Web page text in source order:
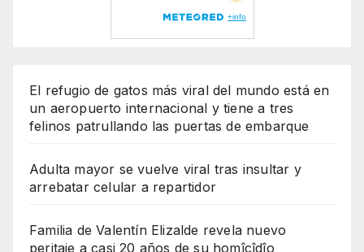
El refugio de gatos más viral del mundo está en
un aeropuerto internacional y tiene a tres
felinos patrullando las puertas de embarque
Adulta mayor se vuelve viral tras insultar y
arrebatar celular a repartidor
Familia de Valentín Elizalde revela nuevo
peritaje a casi 20 años de su homîcîdîo